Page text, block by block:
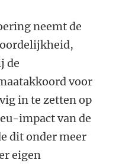
neemt de
de
voor
in te zetten op
impact van de
dit onder meer
eigen